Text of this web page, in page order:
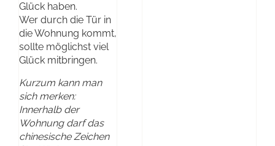
Glück haben.
Wer durch die Tür in
die Wohnung kommt,
sollte möglichst viel
Glück mitbringen.
Kurzum kann man
sich merken:
Innerhalb der
Wohnung darf das
chinesische Zeichen